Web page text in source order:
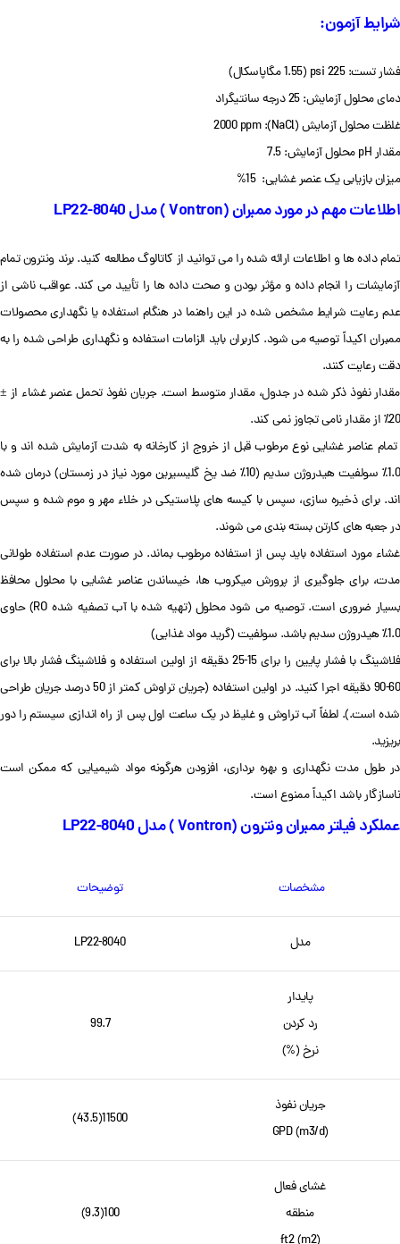
شرایط آزمون:
فشار تست: 225 psi (1.55 مگاپاسکال)
دمای محلول آزمایش: 25 ​​درجه سانتیگراد
غلظت محلول آزمایش (NaCl): 2000 ppm
مقدار pH محلول آزمایش: 7.5
میزان بازیابی یک عنصر غشایی: 15%
اطلاعات مهم در مورد ممبران (Vontron ) مدل LP22-8040
تمام داده ها و اطلاعات ارائه شده را می توانید از کاتالوگ مطالعه کنید. برند ونترون تمام
آزمایشات را انجام داده و مؤثر بودن و صحت داده ها را تأیید می کند. عواقب ناشی از
عدم رعایت شرایط مشخص شده در این راهنما در هنگام استفاده یا نگهداری محصولات
ممبران اکیداً توصیه می شود. کاربران باید الزامات استفاده و نگهداری طراحی شده را به
دقت رعایت کنند.
مقدار نفوذ ذکر شده در جدول، مقدار متوسط ​​است. جریان نفوذ تحمل عنصر غشاء از ±
20٪ از مقدار نامی تجاوز نمی کند.
تمام عناصر غشایی نوع مرطوب قبل از خروج از کارخانه به شدت آزمایش شده اند و با
1.0٪ سولفیت هیدروژن سدیم (10٪ ضد یخ گلیسیرین مورد نیاز در زمستان) درمان شده
اند. برای ذخیره سازی، سپس با کیسه های پلاستیکی در خلاء مهر و موم شده و سپس
در جعبه های کارتن بسته بندی می شوند.
غشاء مورد استفاده باید پس از استفاده مرطوب بماند. در صورت عدم استفاده طولانی
مدت، برای جلوگیری از پرورش میکروب ها، خیساندن عناصر غشایی با محلول محافظ
بسیار ضروری است. توصیه می شود محلول (تهیه شده با آب تصفیه شده RO) حاوی
1.0٪ هیدروژن سدیم باشد. سولفیت (گرید مواد غذایی)
فلاشینگ با فشار پایین را برای 15-25 دقیقه از اولین استفاده و فلاشینگ فشار بالا برای
60-90 دقیقه اجرا کنید. در اولین استفاده (جریان تراوش کمتر از 50 درصد جریان طراحی
شده است.). لطفاً آب تراوش و غلیظ در یک ساعت اول پس از راه اندازی سیستم را دور
بریزید.
در طول مدت نگهداری و بهره برداری، افزودن هرگونه مواد شیمیایی که ممکن است
ناسازگار باشد اکیداً ممنوع است.
عملکرد فیلتر ممبران ونترون (Vontron ) مدل LP22-8040
مشخصات توضیحات
مدل LP22-8040
پایدار
رد کردن
نرخ (%)
99.7
جریان نفوذ
GPD (m3/d)
11500(43.5)
غشای فعال
منطقه
100(9.3)